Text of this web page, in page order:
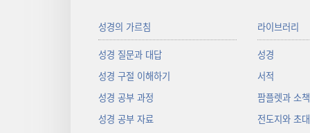
성경의 가르침
성경 질문과 대답
성경 구절 이해하기
성경 공부 과정
성경 공부 자료
라이브러리
성경
서적
팜플렛과 소
전도지와 초